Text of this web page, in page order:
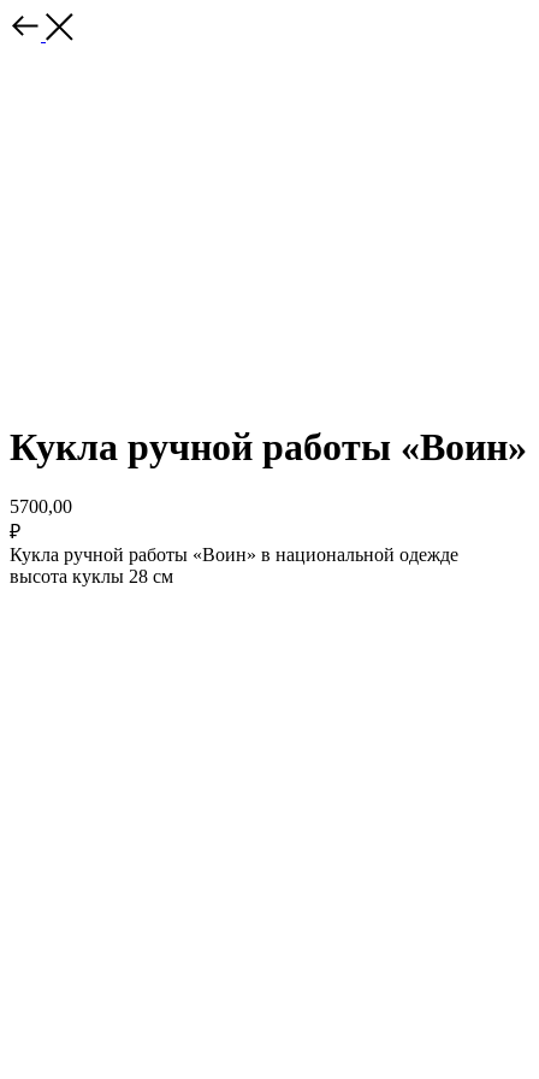
Кукла ручной работы «Воин»
5700,00
₽
Кукла ручной работы «Воин» в национальной одежде
высота куклы 28 см